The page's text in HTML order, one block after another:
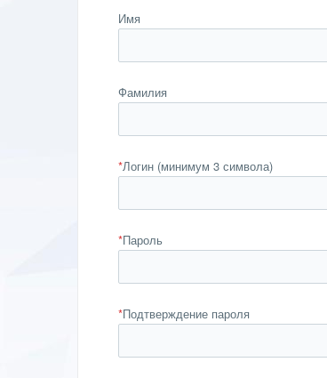
Имя
Фамилия
*Логин (минимум 3 символа)
*Пароль
*Подтверждение пароля